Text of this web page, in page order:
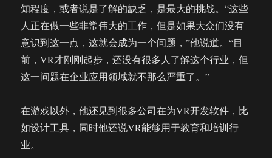
知程度，或者说是了解的缺乏，是最大的挑战。“这些
人正在做一些非常伟大的工作，但是如果大众们没有
意识到这一点，这就会成为一个问题，”他说道。“目
前，VR才刚刚起步，还没有很多人了解这个行业，但
这一问题在企业应用领域就不那么严重了。”
在游戏以外，他还见到很多公司在为VR开发软件，比
如设计工具，同时他还说VR能够用于教育和培训行
业。